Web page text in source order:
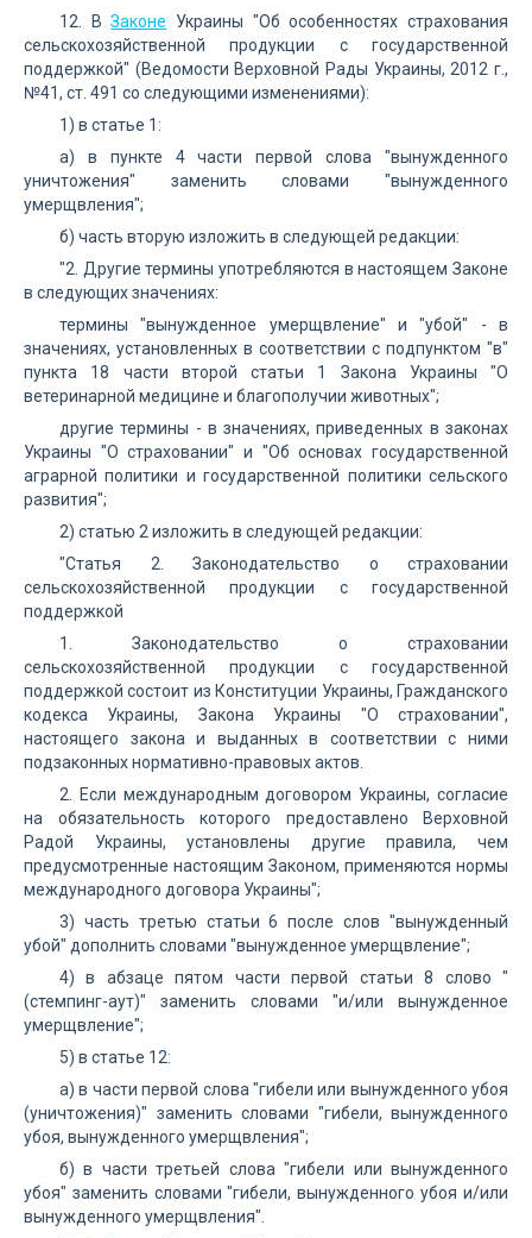
12. ВЗаконе Украины "Об особенностях страхования
сельскохозяйственной продукции с государственной
поддержкой" (Ведомости Верховной Рады Украины, 2012 г.,
№41, ст. 491 со следующими изменениями):
1) в статье 1:
а) в пункте 4 части первой слова "вынужденного
уничтожения" заменить словами "вынужденного
умерщвления";
б) часть вторую изложить в следующей редакции:
"2. Другие термины употребляются в настоящем Законе
в следующих значениях:
термины "вынужденное умерщвление" и "убой" - в
значениях, установленных в соответствии с подпунктом "в"
пункта 18 части второй статьи 1 Закона Украины "О
ветеринарной медицине и благополучии животных";
другие термины - в значениях, приведенных в законах
Украины "О страховании" и "Об основах государственной
аграрной политики и государственной политики сельского
развития";
2) статью 2 изложить в следующей редакции:
"Статья 2. Законодательство о страховании
сельскохозяйственной продукции с государственной
поддержкой
1. Законодательство о страховании
сельскохозяйственной продукции с государственной
поддержкой состоит из Конституции Украины, Гражданского
кодекса Украины, Закона Украины "О страховании",
настоящего закона и выданных в соответствии с ними
подзаконных нормативно-правовых актов.
2. Если международным договором Украины, согласие
на обязательность которого предоставлено Верховной
Радой Украины, установлены другие правила, чем
предусмотренные настоящим Законом, применяются нормы
международного договора Украины";
3) часть третью статьи 6 после слов "вынужденный
убой" дополнить словами "вынужденное умерщвление";
4) в абзаце пятом части первой статьи 8 слово "
(стемпинг-аут)" заменить словами "и/или вынужденное
умерщвление";
5) в статье 12:
а) в части первой слова "гибели или вынужденного убоя
(уничтожения)" заменить словами "гибели, вынужденного
убоя, вынужденного умерщвления";
б) в части третьей слова "гибели или вынужденного
убоя" заменить словами "гибели, вынужденного убоя и/или
вынужденного умерщвления".